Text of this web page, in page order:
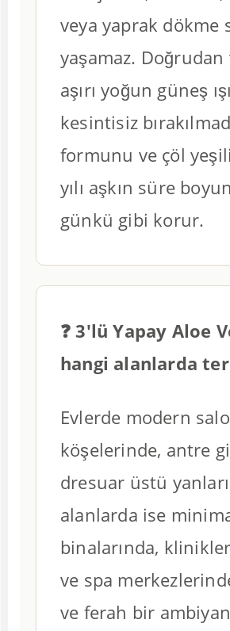
veya yaprak dökme
yaşamaz.
aşırı yoğun güneş
kesintisiz
formunu ve çöl
yılı aşkın süre
günkü gibi korur.
❓ 3'lü Yapay Aloe
hangi alanlarda
Evlerde modern
köşelerinde, antre
dresuar üstü
alanlarda ise
binalarında,
ve spa
ve ferah bir